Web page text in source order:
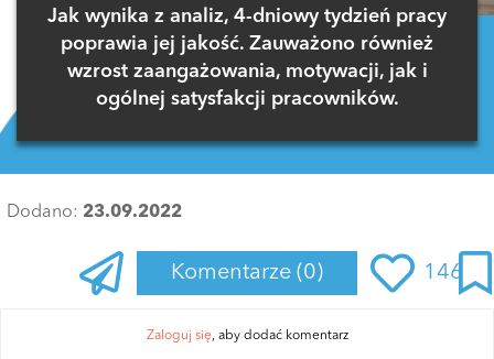
Jak wynika z analiz, 4-dniowy tydzień pracy
poprawia jej jakość. Zauważono również
wzrost zaangażowania, motywacji, jak i
ogólnej satysfakcji pracowników.
Dodano: 23.09.2022
Komentarze (0) 146
Zaloguj się, aby dodać komentarz